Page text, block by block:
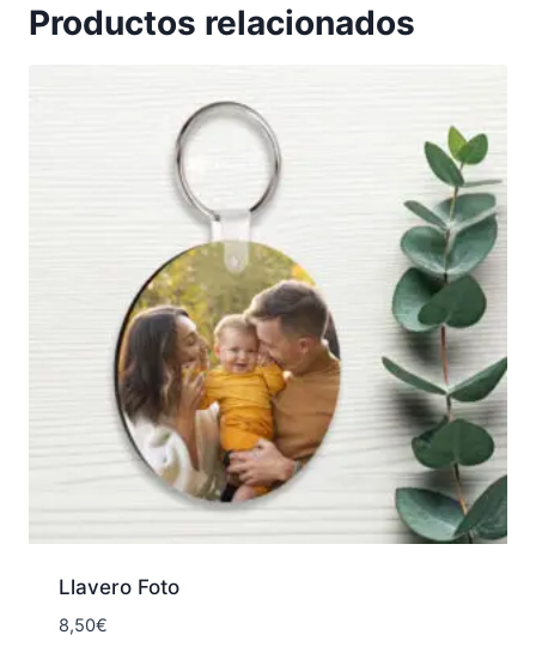
Productos relacionados
Llavero Foto
8,50€